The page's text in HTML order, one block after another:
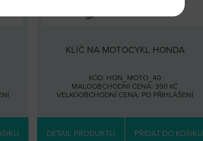
KLÍČ NA MOTOCYKL HONDA
KÓD: HON_MOTO_40
MALOOBCHODNÍ CENA: 390 KČ
VELKOOBCHODNÍ CENA: PO PŘIHLÁŠENÍ
DETAIL PRODUKTU PŘIDAT DO KOŠÍKU